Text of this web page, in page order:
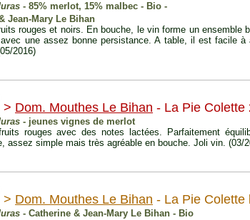
- 85% merlot, 15% malbec - Bio -
Jean-Mary Le Bihan
rouges et noirs. En bouche, le vin forme un ensemble
une assez bonne persistance. A table, il est facile à
2016)
> Dom. Mouthes Le Bihan - La Pie Colette
- jeunes vignes de merlot
rouges avec des notes lactées. Parfaitement
assez simple mais très agréable en bouche. Joli vin. (03/
> Dom. Mouthes Le Bihan - La Pie Colette
- Catherine & Jean-Mary Le Bihan - Bio